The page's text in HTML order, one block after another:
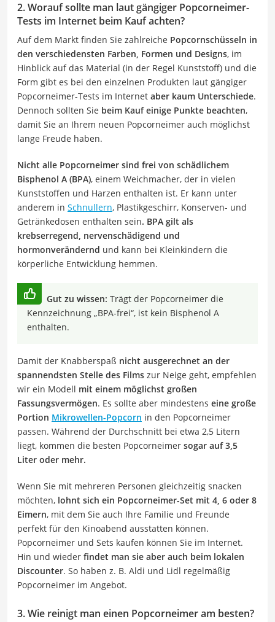
2. Worauf sollte man laut gängiger Popcorneimer-
Tests im Internet beim Kauf achten?
Auf dem Markt finden Sie zahlreiche Popcornschüsseln in
den verschiedensten Farben, Formen und Designs, im
Hinblick auf das Material (in der Regel Kunststoff) und die
Form gibt es bei den einzelnen Produkten laut gängiger
Popcorneimer-Tests im Internet aber kaum Unterschiede.
Dennoch sollten Sie beim Kauf einige Punkte beachten,
damit Sie an Ihrem neuen Popcorneimer auch möglichst
lange Freude haben.
Nicht alle Popcorneimer sind frei von schädlichem
Bisphenol A (BPA), einem Weichmacher, der in vielen
Kunststoffen und Harzen enthalten ist. Er kann unter
anderem in Schnullern, Plastikgeschirr, Konserven- und
Getränkedosen enthalten sein. BPA gilt als
krebserregend, nervenschädigend und
hormonverändernd und kann bei Kleinkindern die
körperliche Entwicklung hemmen.
Gut zu wissen: Trägt der Popcorneimer die
Kennzeichnung „BPA-frei“, ist kein Bisphenol A
enthalten.
Damit der Knabberspaß nicht ausgerechnet an der
spannendsten Stelle des Films zur Neige geht, empfehlen
wir ein Modell mit einem möglichst großen
Fassungsvermögen. Es sollte aber mindestens eine große
Portion Mikrowellen-Popcorn in den Popcorneimer
passen. Während der Durchschnitt bei etwa 2,5 Litern
liegt, kommen die besten Popcorneimer sogar auf 3,5
Liter oder mehr.
Wenn Sie mit mehreren Personen gleichzeitig snacken
möchten, lohnt sich ein Popcorneimer-Set mit 4, 6 oder 8
Eimern, mit dem Sie auch Ihre Familie und Freunde
perfekt für den Kinoabend ausstatten können.
Popcorneimer und Sets kaufen können Sie im Internet.
Hin und wieder findet man sie aber auch beim lokalen
Discounter. So haben z. B. Aldi und Lidl regelmäßig
Popcorneimer im Angebot.
3. Wie reinigt man einen Popcorneimer am besten?